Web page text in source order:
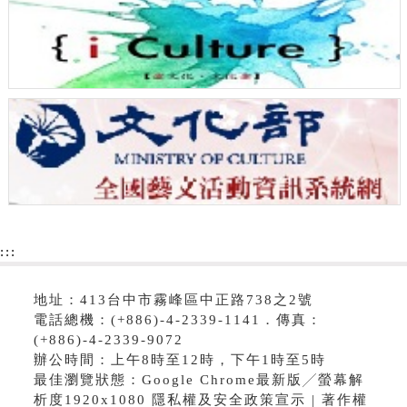
:::
地址：413台中市霧峰區中正路738之2號
電話總機：(+886)-4-2339-1141．傳真：
(+886)-4-2339-9072
辦公時間：上午8時至12時，下午1時至5時
最佳瀏覽狀態：Google Chrome最新版╱螢幕解
析度1920x1080 隱私權及安全政策宣示 | 著作權